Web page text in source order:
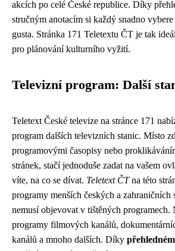
akcích po celé České republice. Díky
stručným anotacím si každý snadno
gusta. Stránka 171 Teletextu ČT je tak
pro plánování kulturního vyžití.
Televizní program: Další
Teletext České televize na stránce 171
program dalších televizních stanic. Místo
programovými časopisy nebo
stránek, stačí jednoduše zadat na vašem
víte, na co se dívat. Teletext ČTna této
programy menších českých a zahraničních
nemusí objevovat v tištěných programech.
programy filmových kanálů,
kanálů a mnoho dalších. Díky